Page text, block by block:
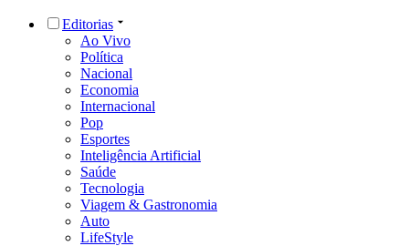
Editorias
Ao Vivo
Política
Nacional
Economia
Internacional
Pop
Esportes
Inteligência Artificial
Saúde
Tecnologia
Viagem & Gastronomia
Auto
LifeStyle